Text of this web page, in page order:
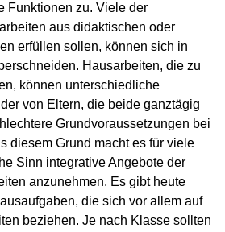
Funktionen zu. Viele der
aus didaktischen oder
erfüllen sollen, können sich in
Hausarbeiten, die zu
können unterschiedliche
von Eltern, die beide ganztägig
Grundvoraussetzungen bei
diesem Grund macht es für viele
Sinn integrative Angebote der
anzunehmen. Es gibt heute
die sich vor allem auf
beziehen. Je nach Klasse sollten